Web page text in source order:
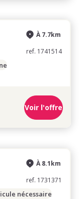
À 7.7km
ref. 1741514
Voir l'offre
À 8.1km
ref. 1731371
nécessaire